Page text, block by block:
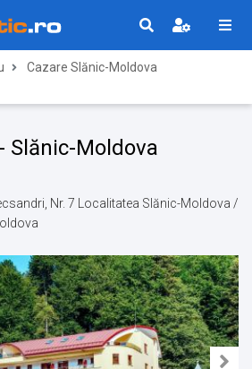
Cazare Slănic-Moldova
Slănic-Moldova
Nr. 7 Localitatea Slănic-Moldova /